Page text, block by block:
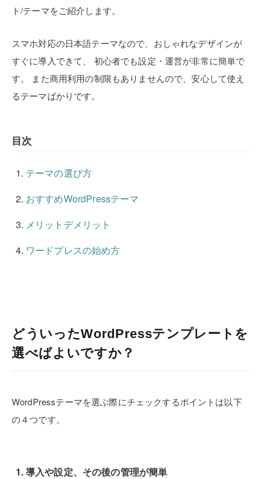
ト/テーマをご紹介します。
スマホ対応の日本語テーマなので、おしゃれなデザインが
すぐに導入できて、
初心者でも設定・運営が非常に簡単で
す。
また商用利用の制限もありませんので、安心して使え
るテーマばかりです。
目次
テーマの選び方
おすすめWordPressテーマ
メリットデメリット
ワードプレスの始め方
どういったWordPressテンプレートを
選べばよいですか？
WordPressテーマを選ぶ際にチェックするポイントは以下
の４つです。
導入や設定、その後の管理が簡単